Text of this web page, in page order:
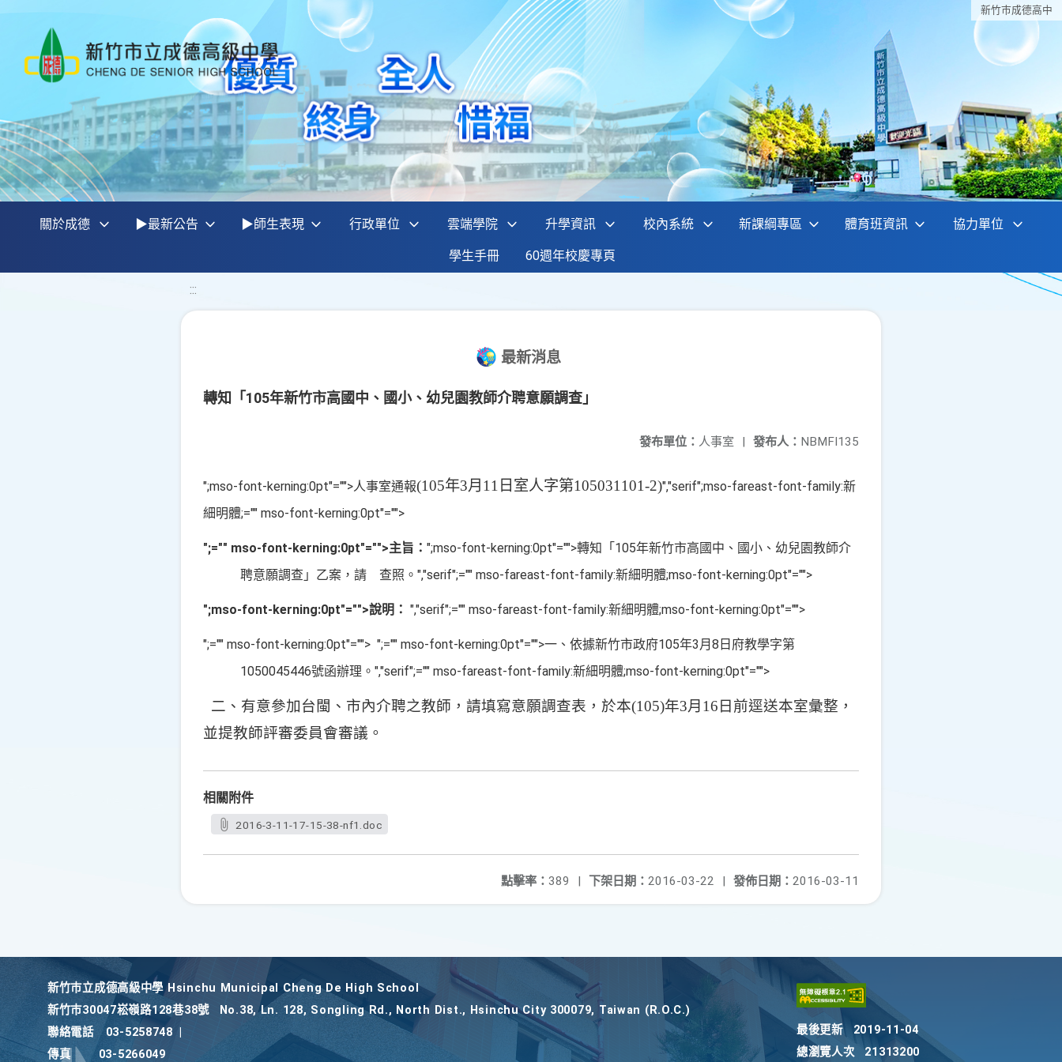
新竹巿成德高中
關於成德 ▶最新公告 ▶師生表現 行政單位 雲端學院 升學資訊 校內系統 新課綱專區 體育班資訊 協力單位
學生手冊 60週年校慶專頁
:::
最新消息
轉知「105年新竹市高國中、國小、幼兒園教師介聘意願調查」
發布人： NBMFI135
發布單位： 人事室 |
";mso-font-kerning:0pt"="">人事室通報(105年3月 11 日室人字第105031101-2)","serif";mso-fareast-font-family:新
細明體;="" mso-font-kerning:0pt"="">
";="" mso-font-kerning:0pt"="">主旨： ";mso-font-kerning:0pt"="">轉知「 105年新竹市高國中、國小、幼兒園教師介
聘意願調查」乙案，請 查照。","serif";="" mso-fareast-font-family:新細明體;mso-font-kerning:0pt"="">
";mso-font-kerning:0pt"="">說明： ","serif";="" mso-fareast-font-family:新細明體;mso-font-kerning:0pt"="">
";="" mso-font-kerning:0pt"=""> ";="" mso-font-kerning:0pt"="">一、依據新竹市政府105年3月 8 日府教學字第
1050045446號函辦理。","serif";="" mso-fareast-font-family:新細明體;mso-font-kerning:0pt"="">
二、有意參加台閩、市內介聘之教師，請填寫意願調查表，於本(105)年3月 16 日前逕送本室彙整，
並提教師評審委員會審議。
相關附件
2016-3-11-17-15-38-nf1.doc
發佈日期： 2016-03-11
下架日期： 2016-03-22 |
點擊率： 389 |
新竹巿立成德高級中學 Hsinchu Municipal Cheng De High School
新竹巿30047崧嶺路128巷38號
No.38, Ln. 128, Songling Rd., North Dist., Hsinchu City 300079, Taiwan (R.O.C.)
聯絡電話
03-5258748
傳真
03-5266049
最後更新
2019-11-04
總瀏覽人次
21313200